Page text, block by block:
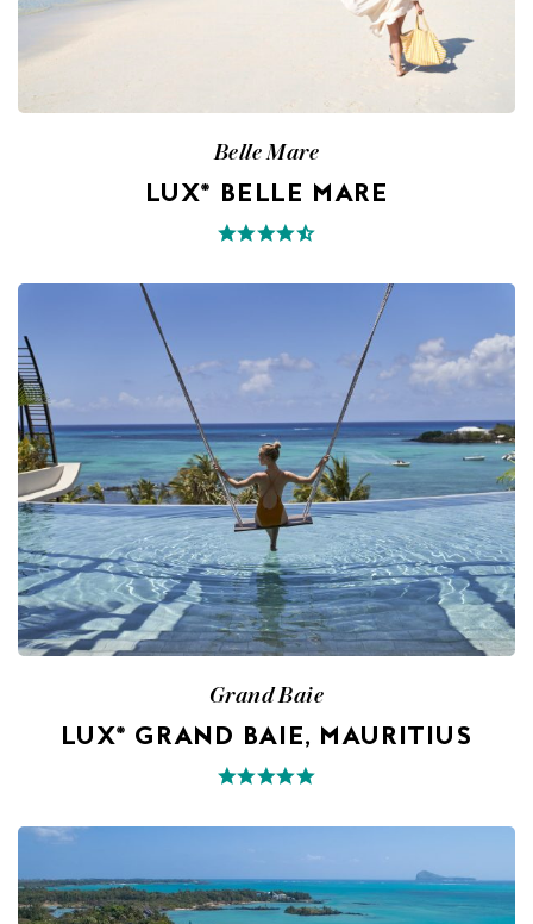
Belle Mare
LUX* BELLE MARE
Grand Baie
LUX* GRAND BAIE, MAURITIUS